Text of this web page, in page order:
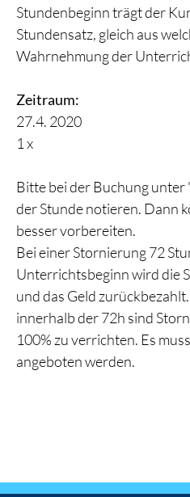
Stundenbeginn trägt der
Stundensatz, gleich aus
Wahrnehmung der
Zeitraum:
27.4. 2020
1 x
Bitte bei der Buchung
der Stunde notieren. Dann
besser vorbereiten.
Bei einer Stornierung 72
Unterrichtsbeginn wird die
und das Geld
innerhalb der 72h sind
100% zu verrichten. Es
angeboten werden.